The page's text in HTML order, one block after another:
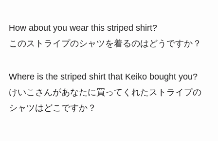
How about you wear this striped shirt?
このストライプのシャツを着るのはどうですか？
Where is the striped shirt that Keiko bought you?
けいこさんがあなたに買ってくれたストライプの
シャツはどこですか？